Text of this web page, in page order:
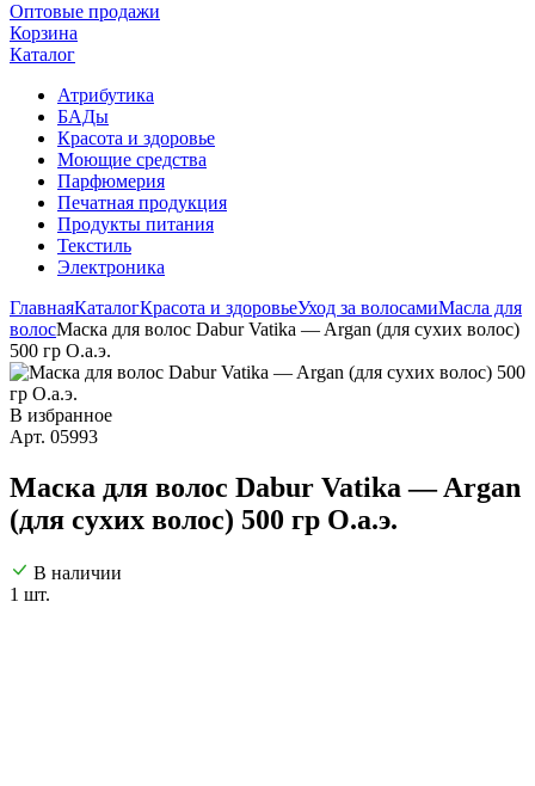
Оптовые продажи
Корзина
Каталог
Атрибутика
БАДы
Красота и здоровье
Моющие средства
Парфюмерия
Печатная продукция
Продукты питания
Текстиль
Электроника
ГлавнаяКаталогКрасота и здоровьеУход за волосамиМасла для
волосМаска для волос Dabur Vatika — Argan (для сухих волос)
500 гр О.а.э.
В избранное
Арт. 05993
Маска для волос Dabur Vatika — Argan
(для сухих волос) 500 гр О.а.э.
В наличии
1 шт.